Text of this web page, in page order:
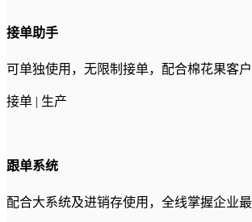
接单助手
可单独使用，无限制接单，配合棉花果客
接单 | 生产
跟单系统
配合大系统及进销存使用，全线掌握企业